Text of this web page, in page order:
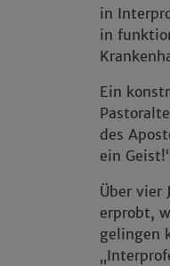
in
in
Ein
des
ein
Über vier
erprobt,
gelingen